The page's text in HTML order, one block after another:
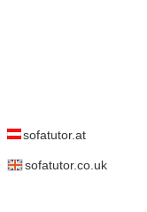
sofatutor.at
sofatutor.co.uk